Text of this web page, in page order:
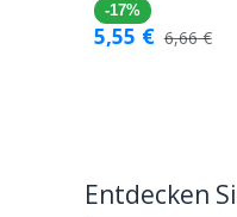
-17%
5,55 € 6,66€
Entdecken